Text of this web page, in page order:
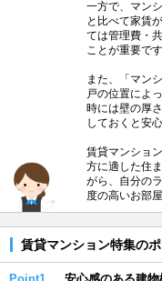
一方で、マン
と比べて家賃
ては管理費・
ことが重要です
また、「マン
戸の位置によ
時には壁の厚
しておくと安心
賃貸マンショ
方に適した住
がら、自分の
度の高いお部
賃貸マンション特集の